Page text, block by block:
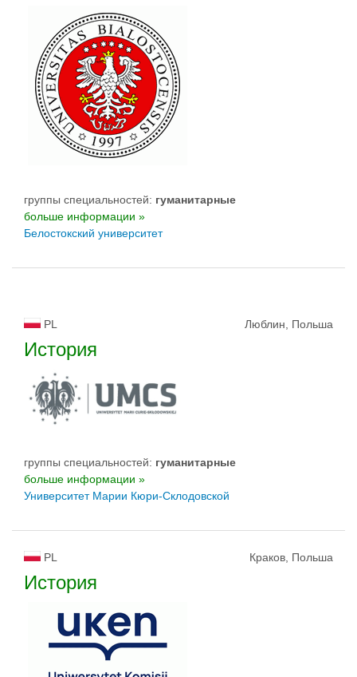
группы специальностей: гуманитарные
больше информации »
Белостокский университет
PL Люблин, Польша
История
группы специальностей: гуманитарные
больше информации »
Университет Марии Кюри-Склодовской
PL Краков, Польша
История